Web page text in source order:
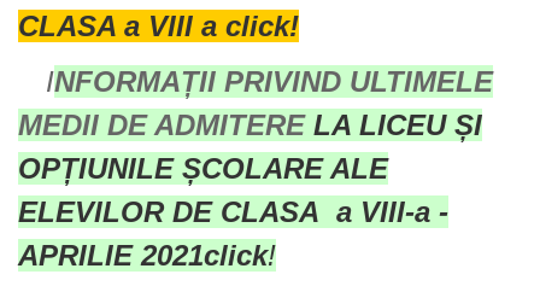
CLASA a VIII a click!
INFORMAȚII PRIVIND ULTIMELE
MEDII DE ADMITERE LA LICEU ȘI
OPȚIUNILE ȘCOLARE ALE
ELEVILOR DE CLASA a VIII-a -
APRILIE 2021click!